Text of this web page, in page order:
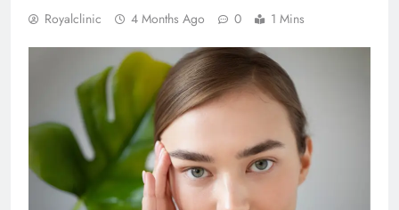
Royalclinic 4 Months Ago 0 1 Mins